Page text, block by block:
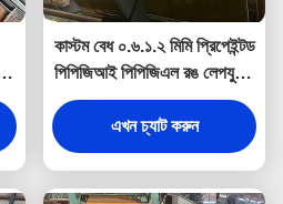
কাস্টম বেধ ০.৬.১.২ মিমি প্রিপেইন্টড
পিপিজিআই পিপিজিএল রঙ লেপযুক্ত
গ্যালভানাইজড স্টিল শীট ও কয়েল
এখন চ্যাট করুন